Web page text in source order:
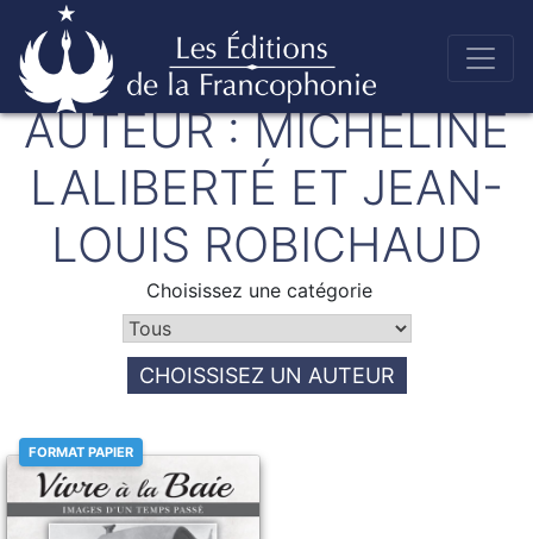
Skip
to
content
Éditions de la francophonie
AUTEUR :MICHELINE
LALIBERTÉ ET JEAN-
LOUIS ROBICHAUD
Choisissez une catégorie
CHOISSISEZ UN AUTEUR
FORMAT PAPIER